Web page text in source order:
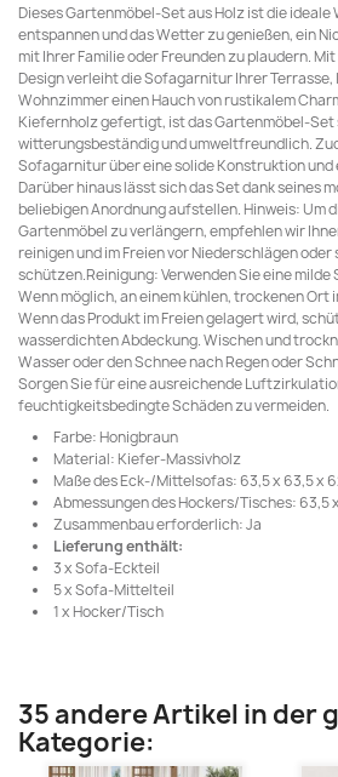
Dieses Gartenmöbel-Set aus Holz ist die ideale
entspannen und das Wetter zu genießen, ein
mit Ihrer Familie oder Freunden zu plaudern.
Design verleiht die Sofagarnitur Ihrer
Wohnzimmer einen Hauch von rustikalem
Kiefernholz gefertigt, ist das Gartenmöbel-Set
witterungsbeständig und umweltfreundlich.
Sofagarnitur über eine solide Konstruktion
Darüber hinaus lässt sich das Set dank seines
beliebigen Anordnung aufstellen. Hinweis: Um
Gartenmöbel zu verlängern, empfehlen wir
reinigen und im Freien vor Niederschlägen
schützen.Reinigung: Verwenden Sie eine
Wenn möglich, an einem kühlen, trockenen Ort
Wenn das Produkt im Freien gelagert wird,
wasserdichten Abdeckung. Wischen und
Wasser oder den Schnee nach Regen oder
Sorgen Sie für eine ausreichende
feuchtigkeitsbedingte Schäden zu vermeiden.
Farbe: Honigbraun
Material: Kiefer-Massivholz
Maße des Eck-/Mittelsofas: 63,5 x 63,5 x
Abmessungen des Hockers/Tisches: 63,5
Zusammenbau erforderlich: Ja
Lieferung enthält:
3 x Sofa-Eckteil
5 x Sofa-Mittelteil
1 x Hocker/Tisch
35 andere Artikel in der
Kategorie: